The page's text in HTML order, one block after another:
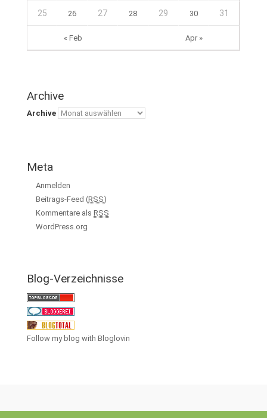
« Feb Apr »
25 26 27 28 29 30 31
Archive
Archive
Meta
Anmelden
Beitrags-Feed (RSS)
Kommentare als RSS
WordPress.org
Blog-Verzeichnisse
Follow my blog with Bloglovin